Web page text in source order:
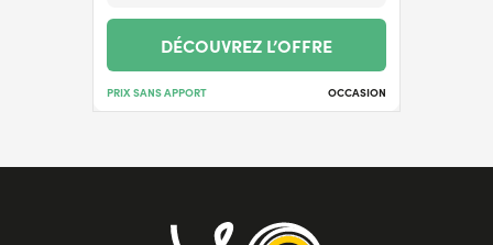
DÉCOUVREZ L’OFFRE
PRIX SANS APPORT OCCASION